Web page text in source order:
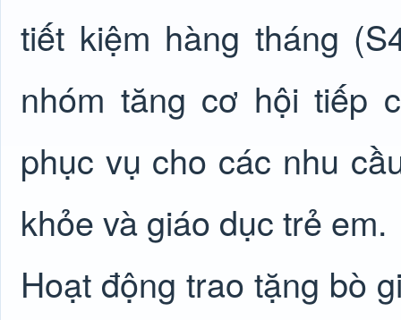
tiết kiệm hàng tháng
nhóm tăng cơ hội tiếp
phục vụ cho các nhu
khỏe và giáo dục trẻ em.
Hoạt động trao tặng bò